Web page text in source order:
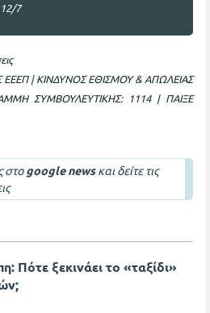
7
| ΚΙΝΔΥΝΟΣ ΕΘΙΣΜΟΥ & ΑΠΩΛΕΙΑΣ
ΣΥΜΒΟΥΛΕΥΤΙΚΗΣ: 1114 | ΠΑΙΞΕ
στοgoogle newsκαι δείτε τις
Πότε ξεκινάει το «ταξίδι»